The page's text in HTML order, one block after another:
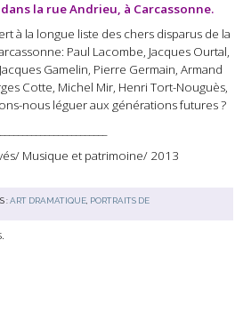
la rue Andrieu, à Carcassonne.
à la longue liste des chers disparus de la
Paul Lacombe, Jacques Ourtal,
Gamelin, Pierre Germain, Armand
Cotte, Michel Mir, Henri Tort-Nouguès,
nous léguer aux générations futures ?
Musique et patrimoine/ 2013
:ART DRAMATIQUE, PORTRAITS DE